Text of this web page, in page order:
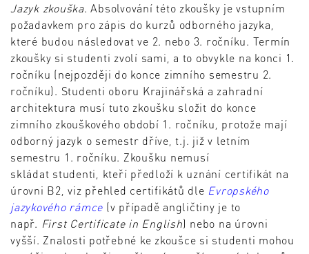
Jazyk zkouška. Absolvování této zkoušky je vstupním
požadavkem pro zápis do kurzů odborného jazyka,
které budou následovat ve 2. nebo 3. ročníku. Termín
zkoušky si studenti zvolí sami, a to obvykle na konci 1.
ročníku (nejpozději do konce zimního semestru 2.
ročníku). Studenti oboru Krajinářská a zahradní
architektura musí tuto zkoušku složit do konce
zimního zkouškového období 1. ročníku, protože mají
odborný jazyk o semestr dříve, t.j. již v letním
semestru 1. ročníku. Zkoušku nemusí
skládat studenti, kteří předloží k uznání certifikát na
úrovni B2, viz přehled certifikátů dle Evropského
jazykového rámce (v případě angličtiny je to
např. First Certificate in English) nebo na úrovni
vyšší. Znalosti potřebné ke zkoušce si studenti mohou